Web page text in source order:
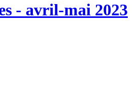
- avril-mai 2023